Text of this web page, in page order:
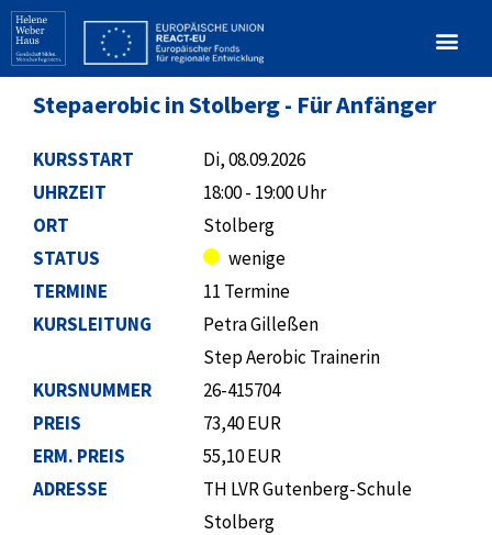
Stepaerobic in Stolberg - Für Anfänger
KURSSTART
UHRZEIT
ORT
STATUS
TERMINE
Di, 08.09.2026
18:00 - 19:00 Uhr
Stolberg
wenige
11 Termine
KURSLEITUNG
KURSNUMMER
PREIS
ERM. PREIS
ADRESSE
Petra Gilleßen
Step Aerobic Trainerin
26-415704
73,40 EUR
55,10 EUR
TH LVR Gutenberg-Schule
Stolberg